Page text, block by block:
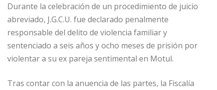
Durante la celebración de un procedimiento de juicio
abreviado, J.G.C.U. fue declarado penalmente
responsable del delito de violencia familiar y
sentenciado a seis años y ocho meses de prisión por
violentar a su ex pareja sentimental en Motul.
Tras contar con la anuencia de las partes, la Fiscalía